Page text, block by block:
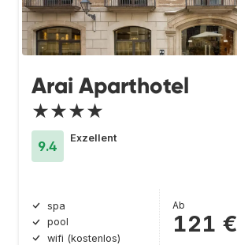
Arai Aparthotel
★★★★
9.4
Exzellent
spa
pool
wifi (kostenlos)
Ab
121 €